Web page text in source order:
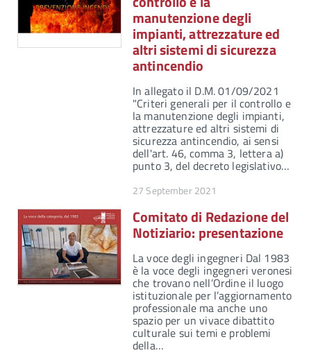
manutenzione degli
impianti, attrezzature ed
altri sistemi di sicurezza
antincendio
In allegato il D.M. 01/09/2021
"Criteri generali per il controllo e
la manutenzione degli impianti,
attrezzature ed altri sistemi di
sicurezza antincendio, ai sensi
dell'art. 46, comma 3, lettera a)
punto 3, del decreto legislativo…
27 September 2021
Comitato di Redazione del
Notiziario: presentazione
La voce degli ingegneri Dal 1983
è la voce degli ingegneri veronesi
che trovano nell’Ordine il luogo
istituzionale per l’aggiornamento
professionale ma anche uno
spazio per un vivace dibattito
culturale sui temi e problemi
della…